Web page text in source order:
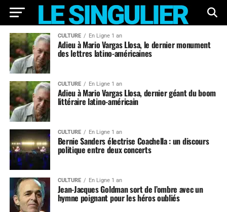
CULTURE En Ligne 1 an
Adieu à Mario Vargas Llosa, le dernier monument
des lettres latino-américaines
CULTURE En Ligne 1 an
Adieu à Mario Vargas Llosa, dernier géant du boom
littéraire latino-américain
CULTURE En Ligne 1 an
Bernie Sanders électrise Coachella : un discours
politique entre deux concerts
CULTURE En Ligne 1 an
Jean-Jacques Goldman sort de l’ombre avec un
hymne poignant pour les héros oubliés